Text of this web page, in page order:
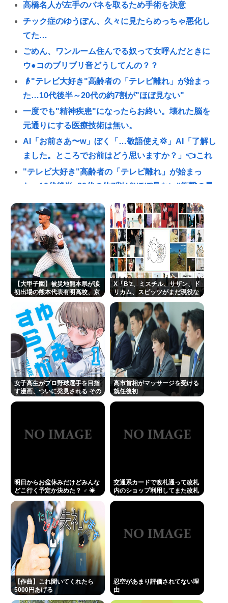
高橋名人が左手のバネを取るため手術を決意
チック症のゆうぽん、久々に見たらめっちゃ悪化し
てた…
ごめん、ワンルーム住んでる奴って女呼んだときに
ウ●コのブリブリ音どうしてんの？？
👴"テレビ大好き"高齢者の「テレビ離れ」が始まっ
た…10代後半～20代の約7割が"ほぼ見ない"
一度でも"精神疾患"になったらお終い。壊れた脳を
元通りにする医療技術は無い。
AI「お前さあ〜w」ぼく「…敬語使え💢」AI「了解し
ました。ところでお前はどう思いますか？」👈これ
"テレビ大好き"高齢者の「テレビ離れ」が始まっ
た…10代後半~20代の約7割が"ほぼ見ない"衝撃の最
明日からお盆休みだけどみんなどこ行く予定か決め
た？🏄‍♂🌴☀
交通系カードで改札通って改札内のショップ利用し
てまた改札出ようとしたら出られなくてワロタ
忍空があまり評価されてない理由
“テレビ大好き”高齢者の「テレビ離れ」が始まっ
た…
レインボー池田、よく知らない女子アナと結婚
一番かっこいい病気の名前、決まるw w w w w w w w
w w
ワイ、金無し、女無し、髪無し、身長無し、知能無
し、友達無し、若さ無し、職歴無し、やる気無し
ぜんじろう（お笑いタレント・58） 『金正恩氏』と
Powered by livedoor 相互RSS
【大甲子園】被災地熊本県が涙
初出場の熊本代表有明高校、京
転勝利
X「B’z、ミスチル、サザン、ド
リカム、スピッツがまだ現役な
にやれてるだろうか？」
女子高生がプロ野球選手を目指
す漫画、ついに発見される その
高市首相がマッサージを受ける
就任後初
明日からお盆休みだけどみんな
どこ行く予定か決めた？ ‍♂ ☀
交通系カードで改札通って改札
内のショップ利用してまた改札
【作曲】これ聞いてくれたら
5000円あげる
忍空があまり評価されてない理
由